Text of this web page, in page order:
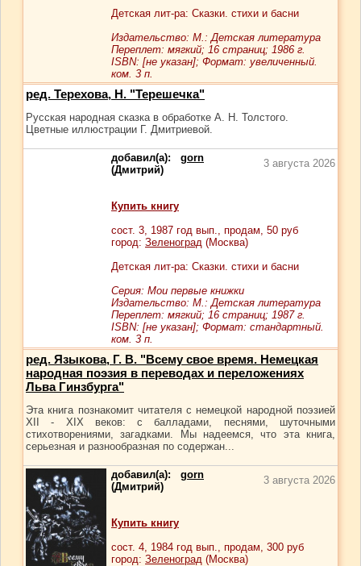
Детская лит-ра: Сказки. стихи и басни
Издательство: М.: Детская литература
Переплет: мягкий; 16 страниц; 1986 г.
ISBN: [не указан]; Формат: увеличенный.
ком. 3 п.
ред. Терехова, Н. "Терешечка"
Русская народная сказка в обработке А. Н. Толстого.
Цветные иллюстрации Г. Дмитриевой.
добавил(а): gorn
(Дмитрий)
3 августа 2026
Купить книгу
сост. 3, 1987 год вып., продам, 50 руб
город: Зеленоград (Москва)
Детская лит-ра: Сказки. стихи и басни
Серия: Мои первые книжки
Издательство: М.: Детская литература
Переплет: мягкий; 16 страниц; 1987 г.
ISBN: [не указан]; Формат: стандартный.
ком. 3 п.
ред. Языкова, Г. В. "Всему свое время. Немецкая
народная поэзия в переводах и переложениях
Льва Гинзбурга"
Эта книга познакомит читателя с немецкой народной поэзией
XII - XIX веков: с балладами, песнями, шуточными
стихотворениями, загадками. Мы надеемся, что эта книга,
серьезная и разнообразная по содержан...
добавил(а): gorn
(Дмитрий)
3 августа 2026
Купить книгу
сост. 4, 1984 год вып., продам, 300 руб
город: Зеленоград (Москва)